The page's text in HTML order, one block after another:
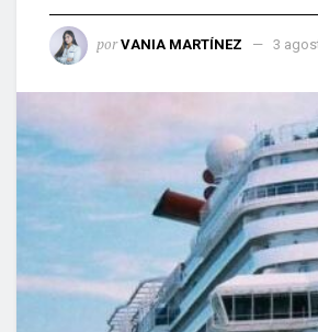
por VANIA MARTÍNEZ 3